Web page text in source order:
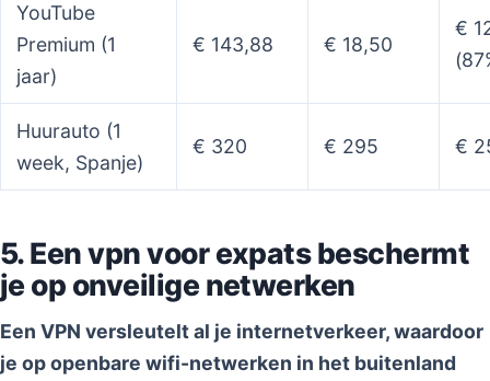
YouTube
Premium (1
jaar)
€ 143,88 € 18,50
€
Huurauto (1
week, Spanje)
€ 320 € 295 €
5. Een vpn voor expats beschermt
je op onveilige netwerken
Een VPN versleutelt al je internetverkeer, waardoor
je op openbare wifi-netwerken in het buitenland